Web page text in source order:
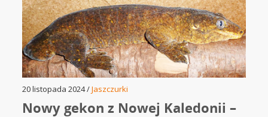
20 listopada 2024 /Jaszczurki
Nowy gekon z Nowej Kaledonii –